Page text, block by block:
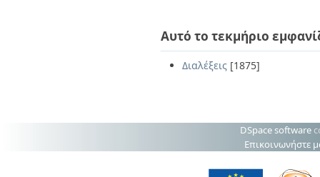
Αυτό το τεκμήριο
Διαλέξεις [1875]
DSpace software
Επικοινωνήστε